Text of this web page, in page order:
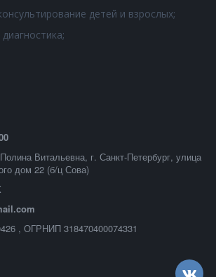
детей и взрослых;
Витальевна, г. Санкт-Петербург, улица
дом 22 (б/ц Сова)
, ОГРНИП 318470400074331